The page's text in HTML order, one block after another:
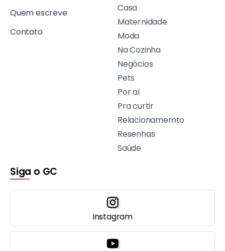
Quem escreve
Contato
Casa
Maternidade
Moda
Na Cozinha
Negócios
Pets
Por aí
Pra curtir
Relacionamemto
Resenhas
Saúde
Siga o GC
Instagram